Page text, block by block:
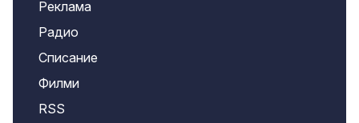
Реклама
Радио
Списание
Филми
RSS